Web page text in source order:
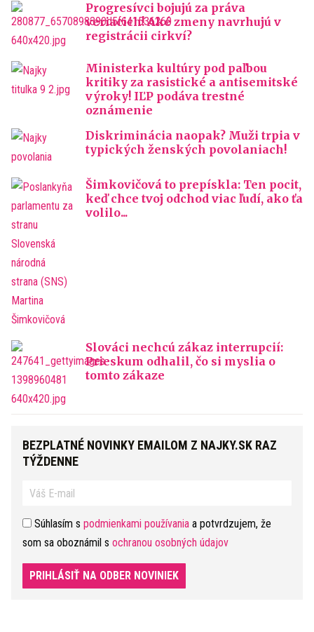
Progresívci bojujú za práva
veriacich! Aké zmeny navrhujú v
registrácii cirkví?
Ministerka kultúry pod paľbou
kritiky za rasistické a antisemitské
výroky! IĽP podáva trestné
oznámenie
Diskriminácia naopak? Muži trpia v
typických ženských povolaniach!
Šimkovičová to prepískla: Ten pocit,
keď chce tvoj odchod viac ľudí, ako ťa
volilo...
Slováci nechcú zákaz interrupcií:
Prieskum odhalil, čo si myslia o
tomto zákaze
BEZPLATNÉ NOVINKY EMAILOM Z NAJKY.SK RAZ
TÝŽDENNE
Súhlasím s podmienkami používania a potvrdzujem, že
som sa oboznámil s ochranou osobných údajov
PRIHLÁSIŤ NA ODBER NOVINIEK